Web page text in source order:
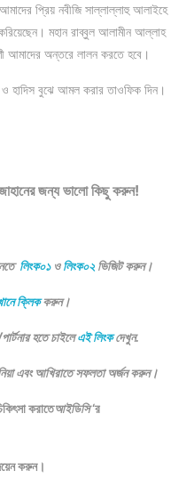
প্রিয় নবীজি সাল্লাল্লাহু আলাইহে
মহান রাব্বুল আলামীন আল্লাহ
আমাদের অন্তরে লালন করতে হবে।
হাদিস বুঝে আমল করার তাওফিক দিন।
জন্য ভালো কিছু করুন!
লিংক০১ওলিংক০২ ভিজিট করুন।
ক্লিককরুন।
হতে চাইলেএই লিংকদেখুন.
এবং আখিরাতে সফলতা অর্জন করুন।
করাতেআইডিসি‘র
করুন।